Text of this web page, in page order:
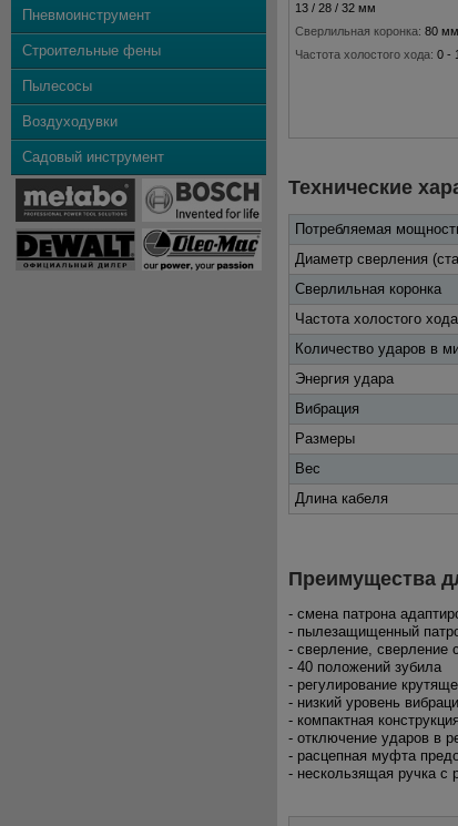
Пневмоинструмент
Строительные фены
Пылесосы
Воздуходувки
Садовый инструмент
13 / 28 / 32 мм
Сверлильная коронка: 80 мм
Частота холостого хода: 0 -
Технические
Потребляемая
Диаметр сверления
Сверлильная коронка
Частота холостого хода
Количество ударов в
Энергия удара
Вибрация
Размеры
Вес
Длина кабеля
Преимущества
- смена патрона
- пылезащищенный
- сверление, сверление
- 40 положений зубила
- регулирование
- низкий уровень
- компактная
- отключение ударов в
- расцепная муфта
- нескользящая ручка с